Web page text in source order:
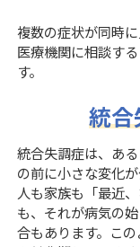
複数の症状が同時
医療機関に相談す
す。
統合
統合失調症は、あ
の前に小さな変化
人も家族も「最近
も、それが病気の
合もあります。こ